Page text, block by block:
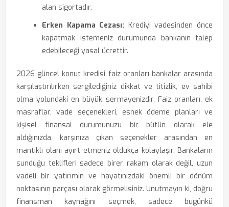
alan sigortadır.
Erken Kapama Cezası: Krediyi vadesinden önce
kapatmak istemeniz durumunda bankanın talep
edebileceği yasal ücrettir.
2026 güncel konut kredisi faiz oranları bankalar arasında
karşılaştırılırken sergilediğiniz dikkat ve titizlik, ev sahibi
olma yolundaki en büyük sermayenizdir. Faiz oranları, ek
masraflar, vade seçenekleri, esnek ödeme planları ve
kişisel finansal durumunuzu bir bütün olarak ele
aldığınızda, karşınıza çıkan seçenekler arasından en
mantıklı olanı ayırt etmeniz oldukça kolaylaşır. Bankaların
sunduğu teklifleri sadece birer rakam olarak değil, uzun
vadeli bir yatırımın ve hayatınızdaki önemli bir dönüm
noktasının parçası olarak görmelisiniz. Unutmayın ki, doğru
finansman kaynağını seçmek, sadece bugünkü